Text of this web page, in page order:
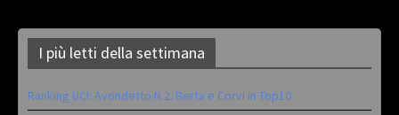
I più letti della settimana
Ranking UCI: Avondetto N.2. Berta e Corvi in Top10